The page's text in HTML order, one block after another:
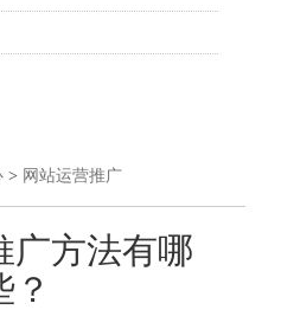
> 网站运营推广
广方法有哪
？